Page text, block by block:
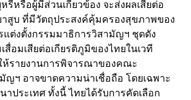
รี่หรือผู้มีส่วนเกี่ยวข้อง จะส่งผลเสียต่อ
สูบ ที่มีวัตถุประสงค์คุ้มครองสุขภาพของ
แต่งตั้งกรรมมาธิการวิสามัญฯ ชุดดัง
สื่อมเสียต่อเกียรติภูมิของไทยในเวที
ห้รายงานการพิจารณาของคณะ
ญฯ อาจขาดความน่าเชื่อถือ โดยเฉพาะ
าประเทศ ทั้งนี้ ไทยได้รับการคัดเลือก